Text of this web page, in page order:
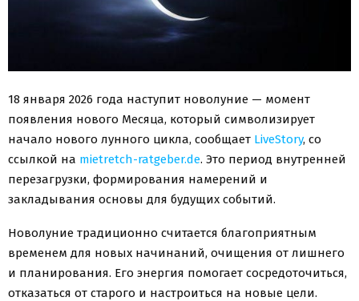
18 января 2026 года наступит новолуние — момент
появления нового Месяца, который символизирует
начало нового лунного цикла, сообщает LiveStory, со
ссылкой на mietretch-ratgeber.de. Это период внутренней
перезагрузки, формирования намерений и
закладывания основы для будущих событий.
Новолуние традиционно считается благоприятным
временем для новых начинаний, очищения от лишнего
и планирования. Его энергия помогает сосредоточиться,
отказаться от старого и настроиться на новые цели.